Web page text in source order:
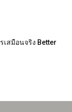
เสมือนจริง Better